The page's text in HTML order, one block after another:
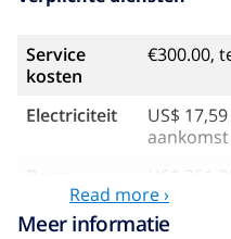
Service
kosten
€300.00,
Electriciteit
US$
aankomst
Optionele diensten
Read more ›
Meer informatie